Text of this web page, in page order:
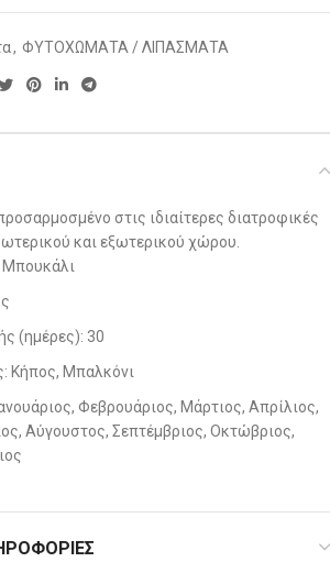
, ΦΥΤΟΧΩΜΑΤΑ / ΛΙΠΑΣΜΑΤΑ
στις ιδιαίτερες διατροφικές
και εξωτερικού χώρου.
Μπουκάλι
(ημέρες): 30
Κήπος, Μπαλκόνι
Φεβρουάριος, Μάρτιος, Απρίλιος,
Αύγουστος, Σεπτέμβριος, Οκτώβριος,